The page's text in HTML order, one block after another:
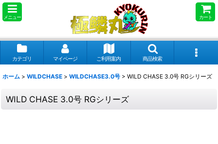
メニュー カート
カテゴリ マイページ ご利用案内 商品検索
ホーム > WILDCHASE > WILDCHASE3.0号 > WILD CHASE 3.0号 RGシリーズ
WILD CHASE 3.0号 RGシリーズ